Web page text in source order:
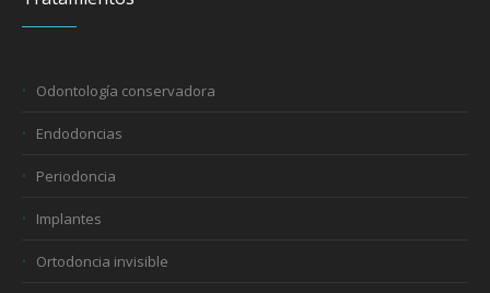
Odontología conservadora
Endodoncias
Periodoncia
Implantes
Ortodoncia invisible